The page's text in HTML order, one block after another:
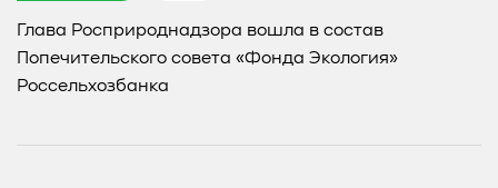
Глава Росприроднадзора вошла в состав
Попечительского совета «Фонда Экология»
Россельхозбанка